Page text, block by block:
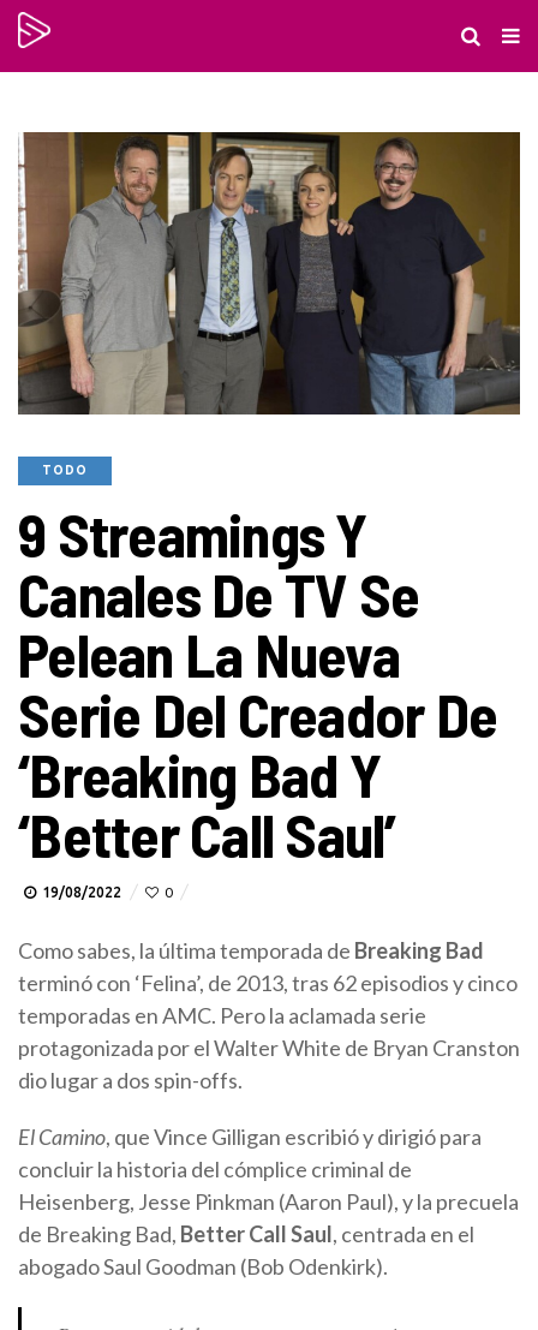
TODO
9 Streamings Y
Canales De TV Se
Pelean La Nueva
Serie Del Creador De
‘Breaking Bad Y
‘Better Call Saul’
19/08/2022 0
Como sabes, la última temporada de Breaking Bad
terminó con ‘Felina’, de 2013, tras 62 episodios y cinco
temporadas en AMC. Pero la aclamada serie
protagonizada por el Walter White de Bryan Cranston
dio lugar a dos spin-offs.
El Camino, que Vince Gilligan escribió y dirigió para
concluir la historia del cómplice criminal de
Heisenberg, Jesse Pinkman (Aaron Paul), y la precuela
de Breaking Bad, Better Call Saul, centrada en el
abogado Saul Goodman (Bob Odenkirk).